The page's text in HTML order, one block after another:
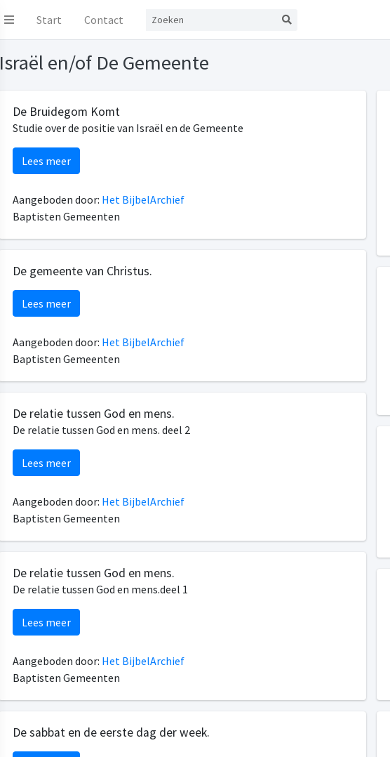
Start Contact
Israël en/of De Gemeente
De Bruidegom Komt
Studie over de positie van Israël en de Gemeente
Lees meer
Aangeboden door: Het BijbelArchief
Baptisten Gemeenten
De gemeente van Christus.
Lees meer
Aangeboden door: Het BijbelArchief
Baptisten Gemeenten
De relatie tussen God en mens.
De relatie tussen God en mens. deel 2
Lees meer
Aangeboden door: Het BijbelArchief
Baptisten Gemeenten
De relatie tussen God en mens.
De relatie tussen God en mens.deel 1
Lees meer
Aangeboden door: Het BijbelArchief
Baptisten Gemeenten
De sabbat en de eerste dag der week.